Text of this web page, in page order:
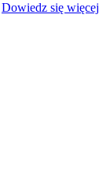
Dowiedz się więcej